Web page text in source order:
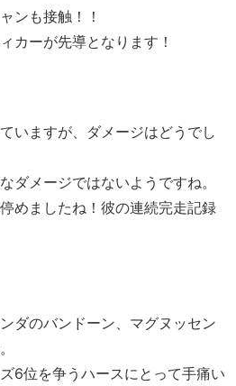
ンも接触！！
カーが先導となります！
いますが、ダメージはどうでし
ダメージではないようですね。
めましたね！彼の連続完走記録
ダのバンドーン、マグヌッセン
6位を争うハースにとって手痛い